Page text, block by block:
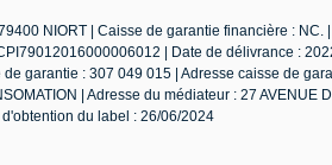
NIORT | Caisse de garantie financière : NC.
| Date de délivrance :
garantie : 307 049 015 | Adresse caisse de
| Adresse du médiateur : 27 AVENUE
d'obtention du label : 26/06/2024